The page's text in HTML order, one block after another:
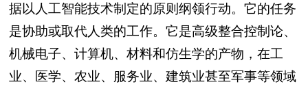
据以人工智能技术制定的原则纲领行动。它的任务
是协助或取代人类的工作。它是高级整合控制论、
机械电子、计算机、材料和仿生学的产物，在工
业、医学、农业、服务业、建筑业甚至军事等领域